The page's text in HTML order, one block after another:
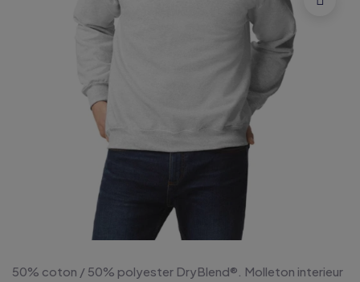
50% coton / 50% polyester DryBlend®. Molleton interieur